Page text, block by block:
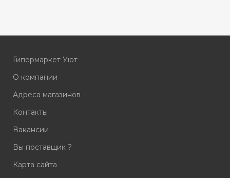
Гипермаркет Уют
О компании
Адреса магазинов
Контакты
Вакансии
Вы поставщик ?
Карта сайта